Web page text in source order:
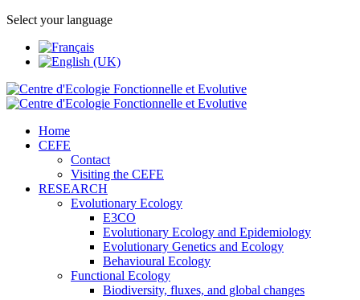
Select your language
Home
CEFE
Contact
Visiting the CEFE
RESEARCH
Evolutionary Ecology
E3CO
Evolutionary Ecology and Epidemiology
Evolutionary Genetics and Ecology
Behavioural Ecology
Functional Ecology
Biodiversity, fluxes, and global changes